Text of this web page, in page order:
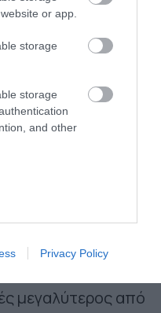
or app.
storage
storage
and other
Privacy Policy
να βοηθήσει
ηρεμία
είναι
σας,
εστίασης και
υψηλή
Ο
(μικροθρεπτικά
μεγαλύτερος από